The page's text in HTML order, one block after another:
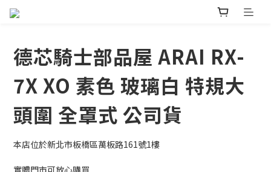
德芯騎士部品屋 ARAI RX-
7X XO 素色 玻璃白 特規大
頭圍 全罩式 公司貨
本店位於新北市板橋區萬板路161號1樓